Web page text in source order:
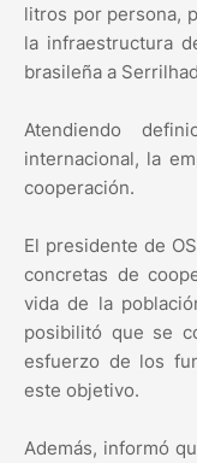
litros por persona,
la infraestructura
brasileña a
Atendiendo
internacional, la
cooperación.
El presidente de
concretas de
vida de la
posibilitó que se
esfuerzo de los
este objetivo.
Además, informó